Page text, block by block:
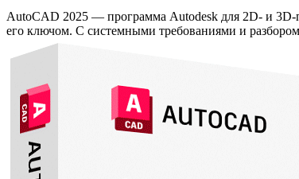
AutoCAD 2025 — программа Autodesk для 2D- и 3D-
его ключом. С системными требованиями и